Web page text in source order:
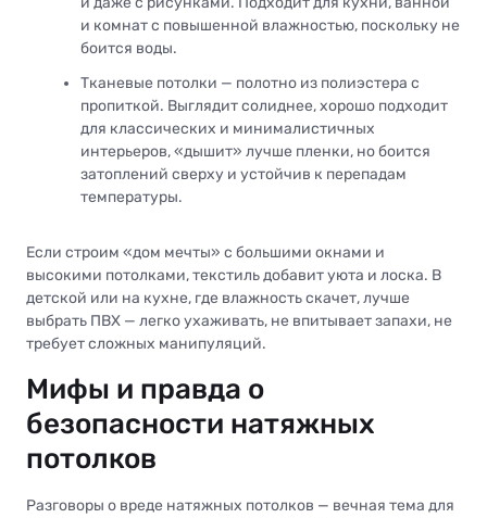
и комнат с повышенной влажностью, поскольку не
боится воды.
Тканевые потолки — полотно из полиэстера с
пропиткой. Выглядит солиднее, хорошо подходит
для классических и минималистичных
интерьеров, «дышит» лучше пленки, но боится
затоплений сверху и устойчив к перепадам
температуры.
Если строим «дом мечты» с большими окнами и
высокими потолками, текстиль добавит уюта и лоска. В
детской или на кухне, где влажность скачет, лучше
выбрать ПВХ — легко ухаживать, не впитывает запахи, не
требует сложных манипуляций.
Мифы и правда о
безопасности натяжных
потолков
Разговоры о вреде натяжных потолков — вечная тема для